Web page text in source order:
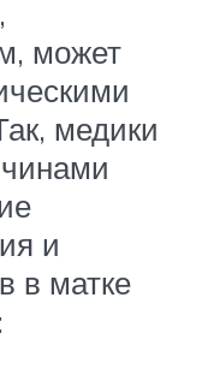
может
медики
и
в матке